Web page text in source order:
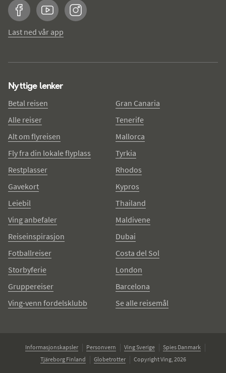
FacebookYouTubeInstagram
Last ned vår app
Nyttige lenker
Betal reisen
Alle reiser
Alt om flyreisen
Fly fra din lokale flyplass
Restplasser
Gavekort
Leiebil
Ving anbefaler
Reiseinspirasjon
Fotballreiser
Storbyferie
Gruppereiser
Ving-venn fordelsklubb
Gran Canaria
Tenerife
Mallorca
Tyrkia
Rhodos
Kypros
Thailand
Maldivene
Dubai
Costa del Sol
London
Barcelona
Se alle reisemål
Informasjonskapsler Personvern Ving Sverige
Spies Danmark
Tjäreborg Finland
Globetrotter Copyright Ving, 2026